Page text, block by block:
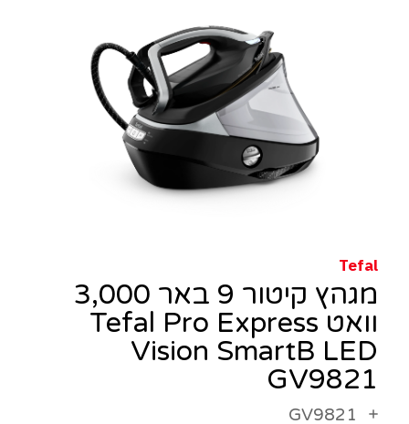
Tefal
מגהץ קיטור 9 באר 3,000
וואט Tefal Pro Express
Vision SmartB LED
GV9821
GV9821